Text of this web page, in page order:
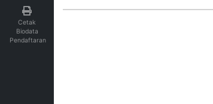
Cetak
Biodata
Pendaftaran